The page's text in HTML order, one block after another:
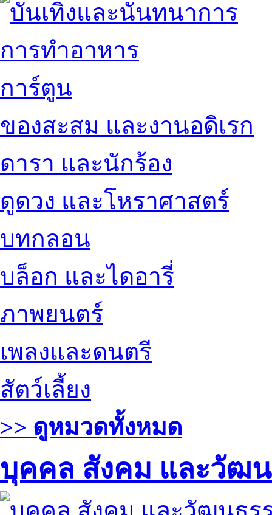
การทำอาหาร
การ์ตูน
ของสะสม และงานอดิเรก
ดารา และนักร้อง
ดูดวง และโหราศาสตร์
บทกลอน
บล็อก และไดอารี่
ภาพยนตร์
เพลงและดนตรี
สัตว์เลี้ยง
>> ดูหมวดทั้งหมด
บุคคล สังคม และวัฒ